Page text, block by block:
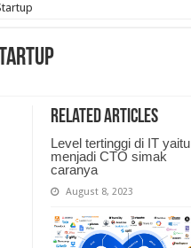
Related Articles
Level tertinggi di IT yaitu
menjadi CTO simak
caranya
August 8, 2023